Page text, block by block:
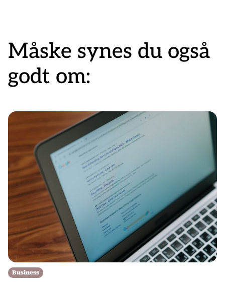
Måske synes du også
godt om:
Business